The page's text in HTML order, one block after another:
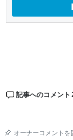
記事へのコメント
オーナーコメントを